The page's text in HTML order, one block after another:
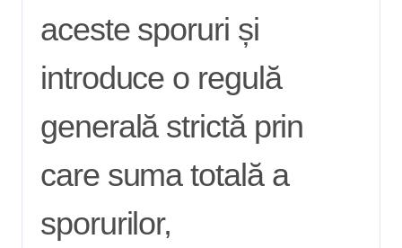
aceste sporuri și
introduce o regulă
generală strictă prin
care suma totală a
sporurilor,